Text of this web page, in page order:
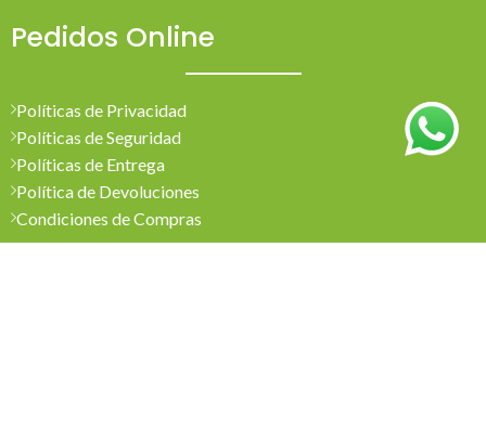
Pedidos Online
Políticas de Privacidad
Políticas de Seguridad
Políticas de Entrega
Política de Devoluciones
Condiciones de Compras